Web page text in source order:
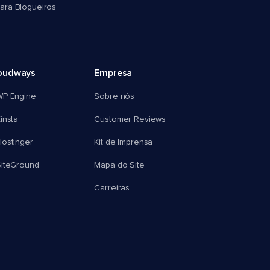
Blogueiros
Engine
Empresa
Sobre nós
Customer Reviews
Kit de Imprensa
Mapa do Site
Carreiras